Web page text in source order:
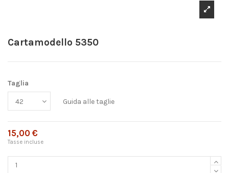
Cartamodello 5350
Taglia
Guida alle taglie
15,00 €
Tasse incluse